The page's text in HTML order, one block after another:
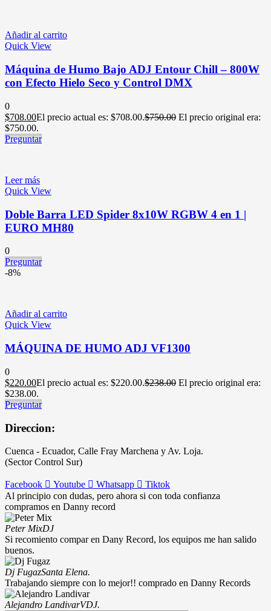
Añadir al carrito
Quick View
Máquina de Humo Bajo ADJ Entour Chill – 800W
con Efecto Hielo Seco y Control DMX
0
$708.00El precio actual es: $708.00.$750.00 El precio original era:
$750.00.
Preguntar
Leer más
Quick View
Doble Barra LED Spider 8x10W RGBW 4 en 1 |
EURO MH80
0
Preguntar
-8%
Añadir al carrito
Quick View
MÁQUINA DE HUMO ADJ VF1300
0
$220.00El precio actual es: $220.00.$238.00 El precio original era:
$238.00.
Preguntar
Direccion:
Cuenca - Ecuador, Calle Fray Marchena y Av. Loja.
(Sector Control Sur)
Facebook Youtube Whatsapp
Tiktok
Al principio con dudas, pero ahora si con toda confianza
compramos en Danny record
Peter MixDJ
Si recomiento compar en Dany Record, los equipos me han salido
buenos.
Dj FugazSanta Elena.
Trabajando siempre con lo mejor!! comprado en Danny Records
Alejandro LandivarVDJ.